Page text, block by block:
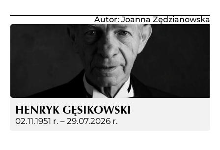
Autor: Joanna Żędzianowska
HENRYK GĘSIKOWSKI
02.11.1951 r. – 29.07.2026 r.